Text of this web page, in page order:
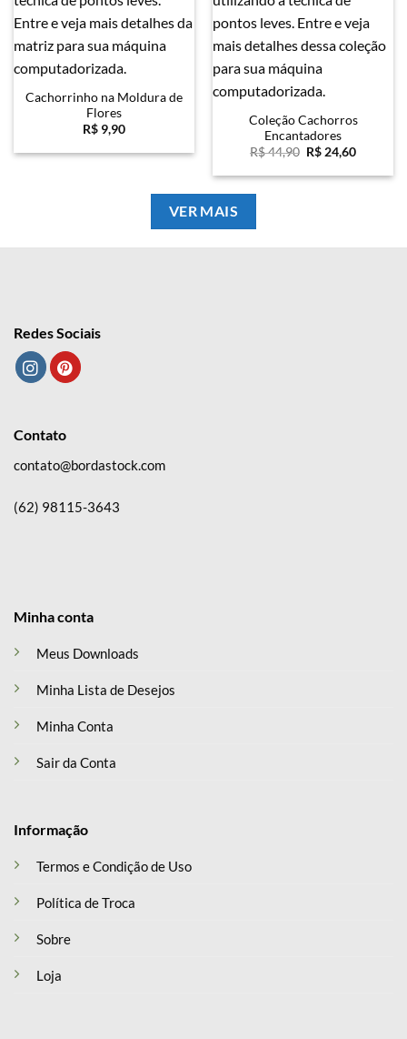
Cachorrinho na Moldura de
Flores
R$ 9,90
Coleção Cachorros
Encantadores
R$44,90 O
original
R$24,60O
atual
VER MAIS
Redes Sociais
Minha conta
Meus Downloads
Minha Lista de Desejos
Minha Conta
Sair da Conta
Informação
Termos e Condição de Uso
Política de Troca
Sobre
Loja
Contato
contato@bordastock.com
(62) 98115-3643